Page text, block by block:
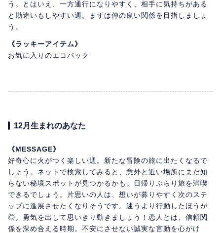
う。とはいえ、一方通行になりやすく、相手に気持ちがある
と勘違いもしやすい週。まずは仲の良い関係を目指しましょ
う。
《ラッキーアイテム》
お気に入りのエコバック
12月生まれのあなた
《MESSAGE》
好奇心に火がつく楽しい週。新たな冒険の旅に出たくなるで
しょう。ネットで検索してみると、意外と近い場所にまだ知
らない秘境スポットが見つかるかも。日帰りぶらり旅を満喫
できるでしょう。片思いの人は、想いが募りやすく次のステ
ップに進展させたくなりそうです。迷うより行動したほうが
◎。勇気を出して思いきり動きましょう！恋人とは、信頼関
係を深め合える時期。不安にさせない誠実な言動を心がけ